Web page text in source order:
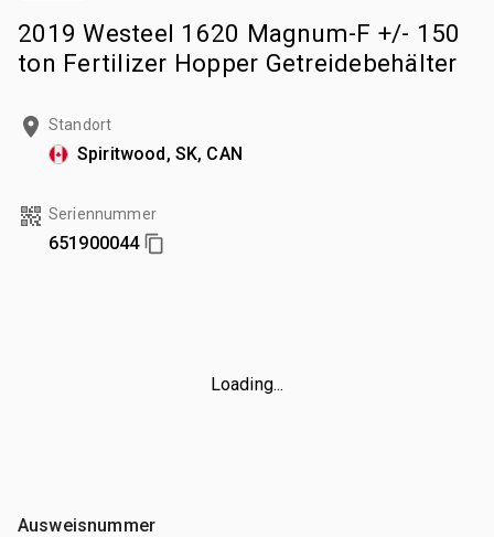
2019 Westeel 1620 Magnum-F +/- 150
ton Fertilizer Hopper Getreidebehälter
Standort
Spiritwood, SK, CAN
Seriennummer
651900044
Loading...
Ausweisnummer